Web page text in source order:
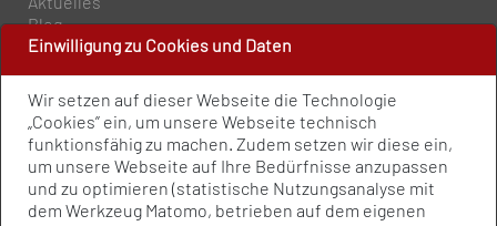
Einwilligung zu Cookies und Daten
Wir setzen auf dieser Webseite die Technologie
„Cookies” ein, um unsere Webseite technisch
funktionsfähig zu machen. Zudem setzen wir diese ein,
um unsere Webseite auf Ihre Bedürfnisse anzupassen
und zu optimieren (statistische Nutzungsanalyse mit
dem Werkzeug Matomo, betrieben auf dem eigenen
Blog
PRESSE UND PUBLIKATIONEN
Policy Paper
Pressemitteilungen
Publikationen
Newsletter